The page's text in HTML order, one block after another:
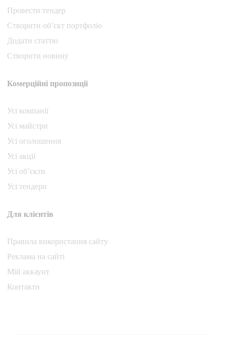
Провести тендер
Створити об’єкт портфоліо
Додати статтю
Створити новину
Комерційні пропозиції
Усі компанії
Усі майстри
Усі оголошення
Усі акції
Усі об’єкти
Усі тендери
Для клієнтів
Правила використання сайту
Реклама на сайті
Мій аккаунт
Контакти